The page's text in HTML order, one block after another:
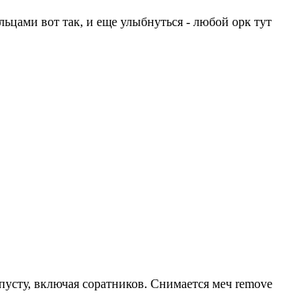
вот так, и еще улыбнуться - любой орк тут
включая соратников. Снимается меч remove